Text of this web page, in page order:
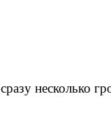
несколько